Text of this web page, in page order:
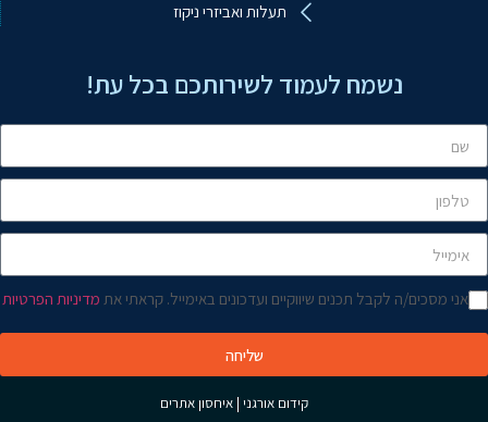
תעלות ואביזרי ניקוז
נשמח לעמוד לשירותכם בכל עת!
אני מסכים/ה לקבל תכנים שיווקיים ועדכונים באימייל. קראתי אתמדיניות הפרטיות
שליחה
קידום אורגני| איחסון אתרים